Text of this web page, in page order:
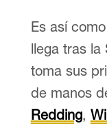
Es así
llega tras la
toma sus
de manos
Redding,